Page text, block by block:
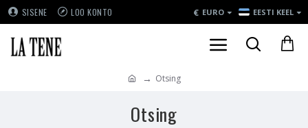
SISENE LOO KONTO € EURO EESTI KEEL
Otsing
Otsing